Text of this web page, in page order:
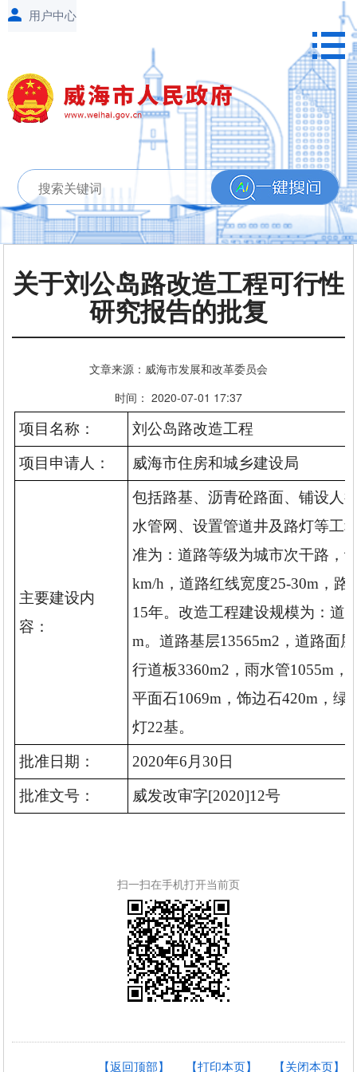
关于刘公岛路改造工程可行性
研究报告的批复
文章来源：威海市发展和改革委员会
时间： 2020-07-01 17:37
项目名称： 刘公岛路改造工程
项目申请人： 威海市住房和城乡建设局
主要建设内
容：
包括路基、沥青砼路面、铺设人
水管网、设置管道井及路灯等工
准为：道路等级为城市次干路，
km/h，道路红线宽度25-30m，路
15年。改造工程建设规模为：道
m。道路基层13565m2，道路面
行道板3360m2，雨水管1055m，
平面石1069m，饰边石420m，绿
灯22基。
批准日期： 2020年6 月 30 日
批准文号： 威发改审字[2020]12号
扫一扫在手机打开当前页
【关闭本页】
【打印本页】
【返回顶部】